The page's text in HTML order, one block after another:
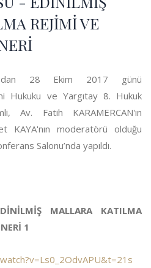
REJİMİ VE
28 Ekim 2017 günü
Hukuku ve Yargıtay 8. Hukuk
Av. Fatih KARAMERCAN'ın
KAYA'nın moderatörü olduğu
Salonu’nda yapıldı.
MALLARA KATILMA
1